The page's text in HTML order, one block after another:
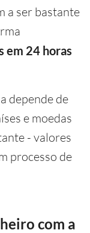
a ser bastante
em 24 horas
depende de
e moedas
- valores
processo de
com a